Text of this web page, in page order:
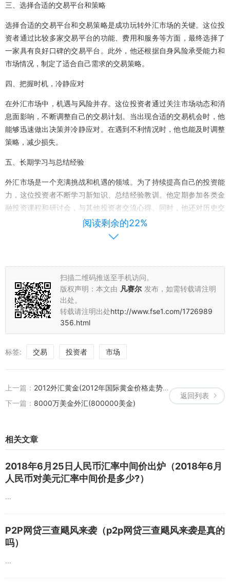
三、选择合适的交易平台和策略
选择合适的交易平台和交易策略是成功玩转外汇市场的关键。这位投
资者通过比较多家交易平台的功能、费用和服务等方面，最终选择了
一家具有良好口碑的交易平台。此外，他还根据自身风险承受能力和
市场情况，制定了适合自己需求的交易策略。
四、把握时机，冷静应对
在外汇市场中，机遇与风险并存。这位投资者通过关注市场动态和消
息面影响，不断调整自己的交易计划。当出现合适的交易机会时，他
能够迅速做出决策并冷静应对。在遇到不利情况时，他也能及时调整
策略，减少损失。
五、长期学习与总结经验
外汇市场是一个充满挑战和机遇的领域。为了持续提高自己的投资能
力，这位投资者不断学习新知识、总结经验教训。他定期参加各类金
融投资课程和研讨会，与其他投资者交流心得。同时，他还对历史交
易数据进行复盘分析，总结出自己的交易规律和策略。
在资金允许的范围内适当运用杠杆进行交易。同时，他密切关注市场
行情变化和风险点变化情况及时调整杠杆比例确保投资安全。
总之以100美元玩转外汇市场需要投资者具备扎实的专业知识、谨慎
的资金管理、合适的交易平台和策略以及灵活的应对能力。通过不断
学习和总结经验教训投资者可以在外汇市场中获得稳定的收益并实现
财富增值的目标。
策。祝您投资顺利！
阅读剩余的22%
扫描二维码推送至手机访问。
版权声明：本文由 凡赛尔 发布，如需转载请注明
出处。
转载请注明出处http://www.fse1.com/1726989
356.html
标签: 交易 投资者 市场
返回列表
上一篇： 2012外汇黄金(2012年国际黄金价格走势图)
下一篇： 8000万美金外汇(800000美金)
相关文章
2018年6月25日人民币汇率中间价出炉（2018年6月
人民币对美元汇率中间价是多少?）
...
P2P网贷三查飓风来袭（p2p网贷三查飓风来袭是真的
吗）
...